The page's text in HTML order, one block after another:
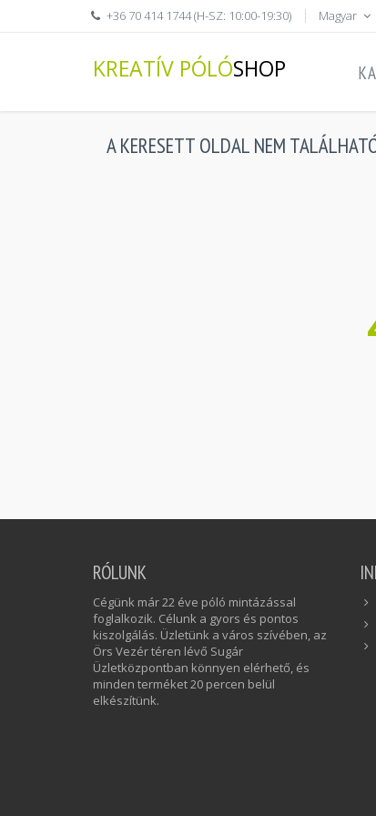
+36 70 414 1744 (H-SZ: 10:00-19:30) Magyar
KREATÍV PÓLÓSHOP
A KERESETT OLDAL NEM
RÓLUNK
Cégünk már 22 éve póló mintázással
foglalkozik. Célunk a gyors és pontos
kiszolgálás. Üzletünk a város szívében, az
Örs Vezér téren lévő Sugár
Üzletközpontban könnyen elérhető, és
minden terméket 20 percen belül
elkészítünk.